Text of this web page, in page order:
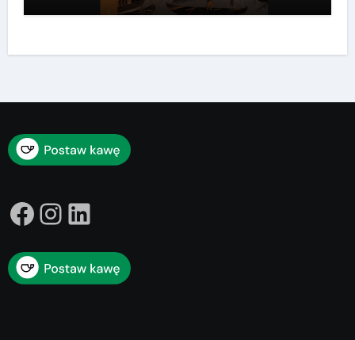
Facebook
Instagram
LinkedIn